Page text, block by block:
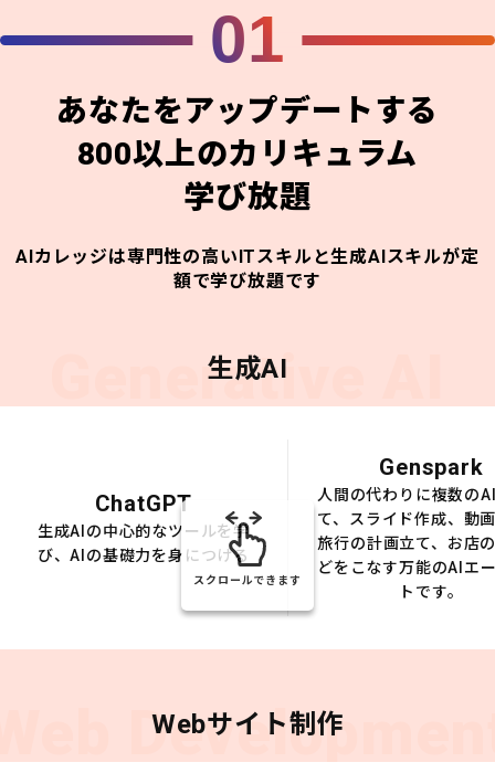
01
あなたをアップデートする
800以上のカリキュラム
学び放題
AIカレッジは専門性の高いITスキルと生成AIスキルが定
額で学び放題です
Generative AI
生成AI
ChatGPT
生成AIの中心的なツールを学
び、AIの基礎力を身につける
Genspark
人間の代わりに複数の
て、スライド作成、動
旅行の計画立て、お店
どをこなす万能のAIエ
トです。
スクロールできます
Webサイト制作